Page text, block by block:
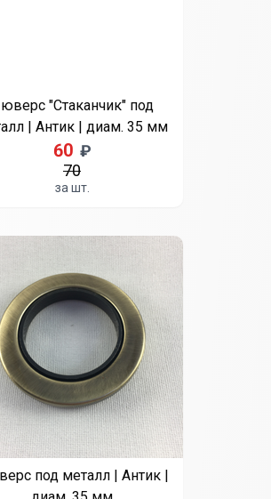
"Стаканчик" под
| Антик | диам. 35 мм
60 ₽
70
за шт.
под металл | Антик |